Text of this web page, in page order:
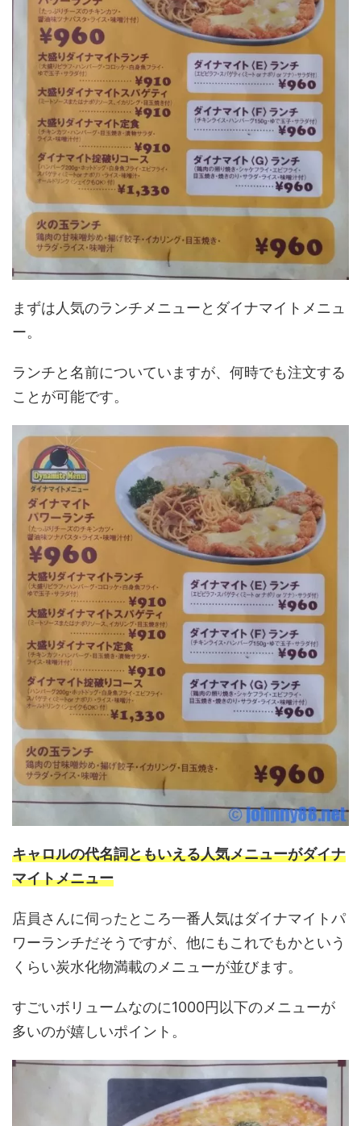
まずは人気のランチメニューとダイナマイトメニュ
ー。
ランチと名前についていますが、何時でも注文する
ことが可能です。
キャロルの代名詞ともいえる人気メニューがダイナ
マイトメニュー
店員さんに伺ったところ一番人気はダイナマイトパ
ワーランチだそうですが、他にもこれでもかという
くらい炭水化物満載のメニューが並びます。
すごいボリュームなのに1000円以下のメニューが
多いのが嬉しいポイント。